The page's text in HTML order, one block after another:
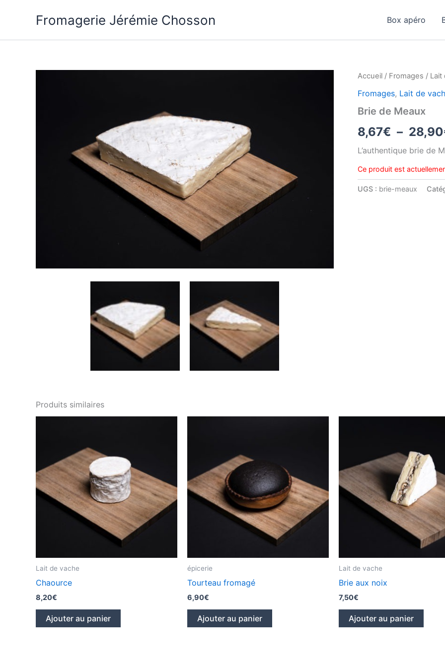
Fromagerie Jérémie Chosson Box apéro
Accueil / Fromages / Lait
Fromages, Lait de
Brie de Meaux
8,67€ – 28,90
L’authentique brie de
Ce produit est
UGS : brie-meaux
Produits similaires
Lait de vache
Chaource
8,20€
Ajouter au panier
épicerie
Tourteau fromagé
6,90€
Ajouter au panier
Lait de vache
Brie aux noix
7,50€
Ajouter au panier